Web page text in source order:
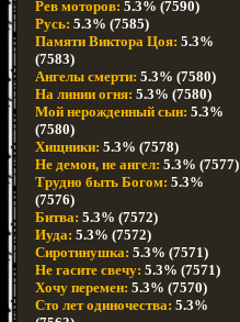
Рев моторов: 5.3% (7590)
Русь: 5.3% (7585)
Памяти Виктора Цоя: 5.3%
(7583)
Ангелы смерти: 5.3% (7580)
На линии огня: 5.3% (7580)
Мой нерожденный сын: 5.3%
(7580)
Хищники: 5.3% (7578)
Не демон, не ангел: 5.3% (7577)
Трудно быть Богом: 5.3%
(7576)
Битва: 5.3% (7572)
Иуда: 5.3% (7572)
Сиротинушка: 5.3% (7571)
Не гасите свечу: 5.3% (7571)
Хочу перемен: 5.3% (7570)
Сто лет одиночества: 5.3%